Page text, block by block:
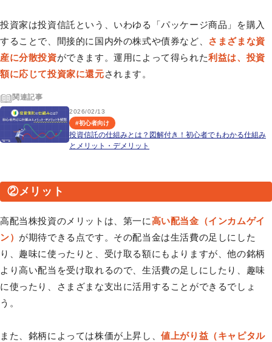
投資家は投資信託という、いわゆる「パッケージ商品」を購入
することで、間接的に国内外の株式や債券など、
さまざまな資
産に分散投資ができます。運用によって得られた利益は、投資
額に応じて投資家に還元されます。
関連記事
2026/02/13
#初心者向け
投資信託の仕組みとは？図解付き！初心者でもわかる仕組み
とメリット・デメリット
②メリット
高配当株投資のメリットは、第一に高い配当金（インカムゲイ
ン） が期待できる点です。その配当金は生活費の足しにした
り、趣味に使ったりと、受け取る額にもよりますが、他の銘柄
より高い配当を受け取れるので、生活費の足しにしたり、趣味
に使ったり、さまざまな支出に活用することができるでしょ
う。
また、銘柄によっては株価が上昇し、値上がり益（キャピタル